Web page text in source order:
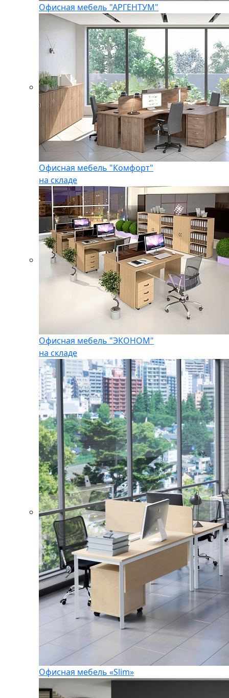
Офисная мебель "АРГЕНТУМ"
Офисная мебель "Комфорт"
на складе
Офисная мебель "ЭКОНОМ"
на складе
Офисная мебель «Slim»